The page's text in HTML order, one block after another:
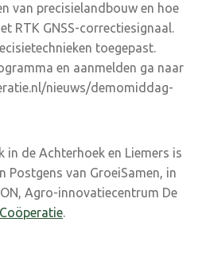
van precisielandbouw en hoe
RTK GNSS-correctiesignaal.
toegepast.
en aanmelden ga naar
nieuws/demomiddag-
in de Achterhoek en Liemers is
Postgens van GroeiSamen, in
Agro-innovatiecentrum De
.